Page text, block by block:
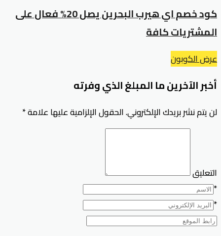
كود خصم اي هيرب البحرين يصل 20% فعال على
المشتريات كافة
عرض الكوبون
أخبر الآخرين ما المبلغ الذي وفرته
لن يتم نشر بريدك الإلكتروني.الحقول الإلزامية عليها علامة*
التعليق
*
*